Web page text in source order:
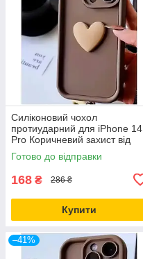
Силіконовий чохол
протиударний для iPhone 14
Pro Коричневий захист від
ударів і подряпин
Готово до відправки
168 ₴ 286 ₴
Купити
–41%